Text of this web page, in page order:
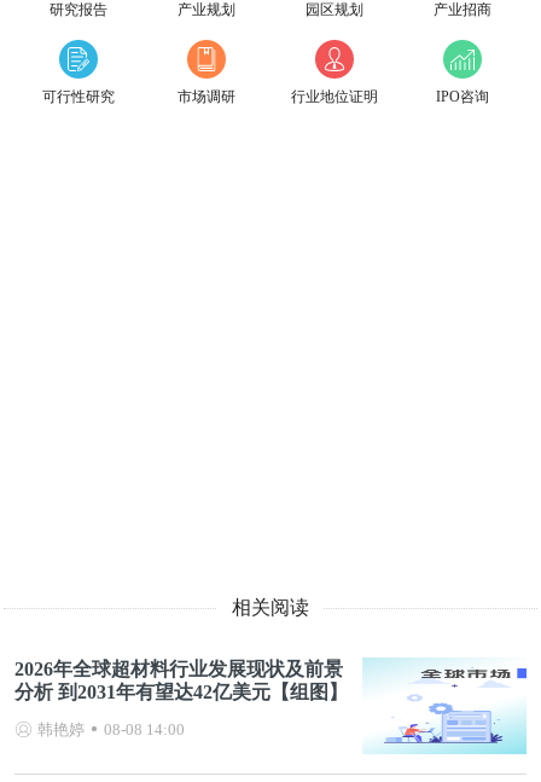
研究报告 产业规划 园区规划 产业招商
可行性研究 市场调研 行业地位证明 IPO咨询
相关阅读
2026年全球超材料行业发展现状及前景
分析 到2031年有望达42亿美元【组图】
韩艳婷 08-08 14:00